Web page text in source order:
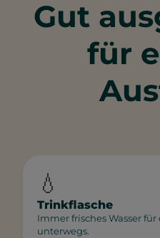
Gut
für
💧
Trinkflasche
Immer frisches Wasser
unterwegs.